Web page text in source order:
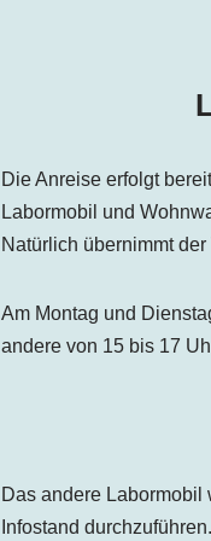
Die Anreise erfolgt
Labormobil und
Natürlich übernimmt
Am Montag und
andere von 15 bis 17
Das andere Labormobil
Infostand